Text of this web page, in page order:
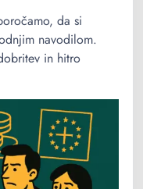
da si
navodilom.
in hitro